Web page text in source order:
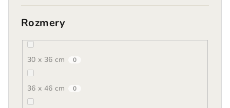
Rozmery
30 x 36 cm 0
36 x 46 cm 0